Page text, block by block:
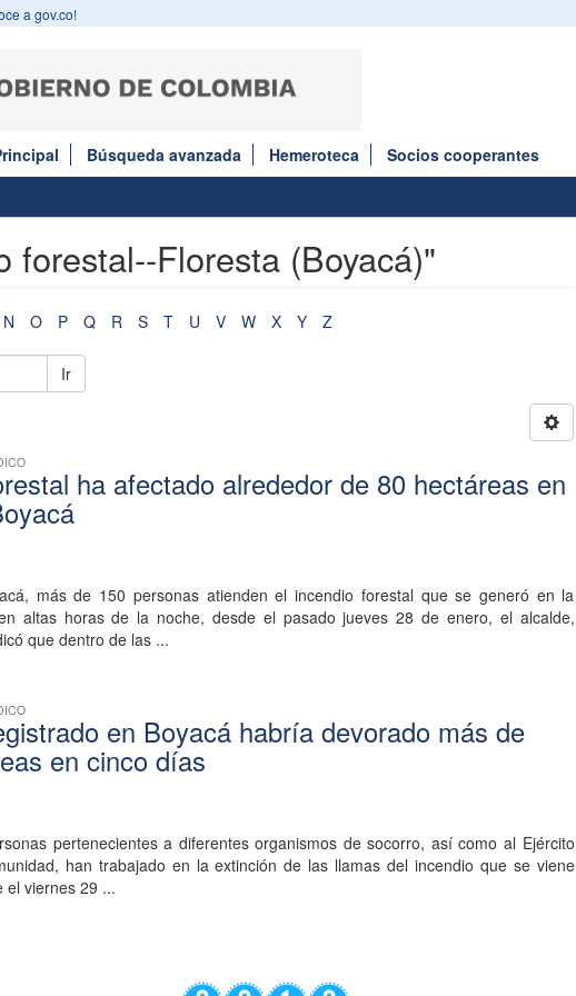
a gov.co!
Búsqueda avanzada Hemeroteca
Socios cooperantes
forestal--Floresta (Boyacá)"
N O P Q R S T U V W X Y Z
Ir
ha afectado alrededor de 80 hectáreas en
más de 150 personas atienden el incendio forestal que se generó en la
altas horas de la noche, desde el pasado jueves 28 de enero, el alcalde,
que dentro de las ...
en Boyacá habría devorado más de
en cinco días
pertenecientes a diferentes organismos de socorro, así como al Ejército
han trabajado en la extinción de las llamas del incendio que se viene
el viernes 29 ...